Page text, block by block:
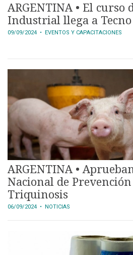
ARGENTINA • El curso
Industrial llega a
09/09/2024 • EVENTOS Y CAPACITACIONES
ARGENTINA •
Nacional de
Triquinosis
06/09/2024 • NOTICIAS